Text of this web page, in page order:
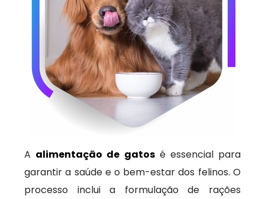
A alimentação de gatosé essencial para
garantir a saúde e o bem-estar dos felinos. O
processo inclui a formulação de rações